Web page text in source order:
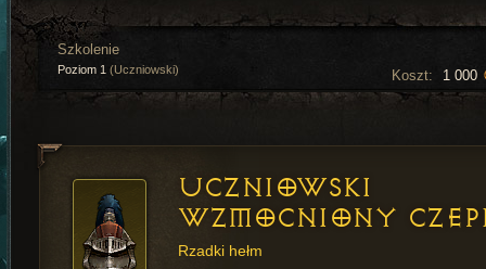
Koszt: 1 000
Szkolenie
Poziom 1 (Uczniowski)
UCZNIOWSKI
WZMOCNIONY
Rzadki hełm